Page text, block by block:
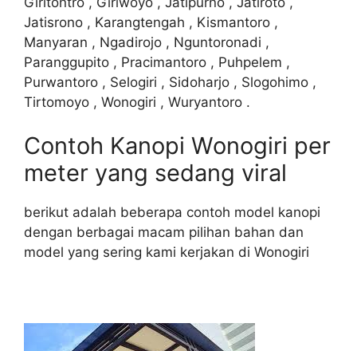
Jatisrono , Karangtengah , Kismantoro ,
Manyaran , Ngadirojo , Nguntoronadi ,
Paranggupito , Pracimantoro , Puhpelem ,
Purwantoro , Selogiri , Sidoharjo , Slogohimo ,
Tirtomoyo , Wonogiri , Wuryantoro .
Contoh Kanopi Wonogiri per
meter yang sedang viral
berikut adalah beberapa contoh model kanopi
dengan berbagai macam pilihan bahan dan
model yang sering kami kerjakan di Wonogiri